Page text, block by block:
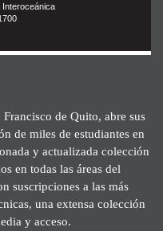
Interoceánica
de Quito, abre sus
de miles de estudiantes en
y actualizada colección
en todas las áreas del
suscripciones a las más
una extensa colección
y acceso.